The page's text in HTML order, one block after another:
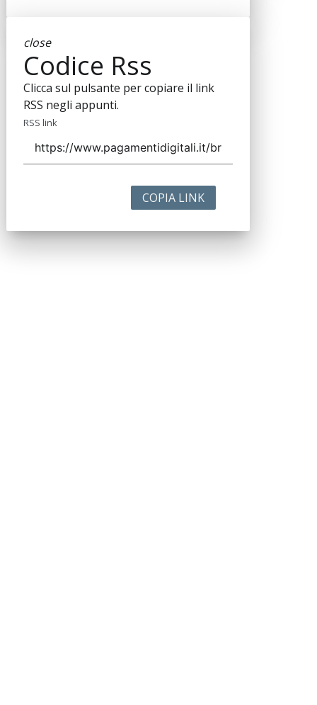
close
Codice Rss
Clicca sul pulsante per copiare il link
RSS negli appunti.
RSS link
COPIA LINK